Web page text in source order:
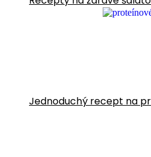
Jednoduchý recept na